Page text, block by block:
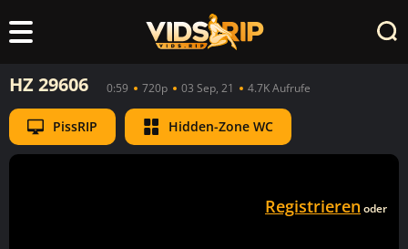
HZ 29606 0:59 720p 03 Sep, 21 4.7K Aufrufe
PissRIP Hidden-Zone WC
Registrieren oder